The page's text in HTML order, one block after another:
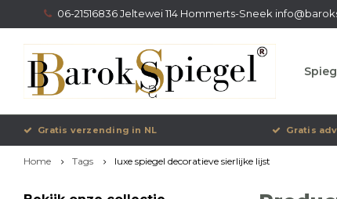
06-21516836 Jeltewei 114 Hommerts-Sneek
Gratis verzending in NL Gratis
Home Tags luxe spiegel decoratieve sierlijke lijst